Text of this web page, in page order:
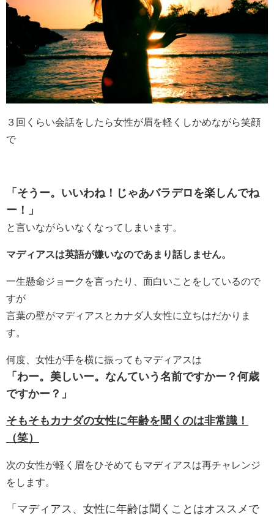
３回くらい会話をしたら女性が眉を軽くしかめながら笑顔
で
「そうー。いいわね！じゃあバラデロを楽しんでね
ー！」
と言いながらいなくなってしまいます。
マディアスは英語が嫌いなのであまり話しません。
一生懸命ジョークを言ったり、面白いことをしているので
すが
言葉の壁がマディアスとカナダ人女性に立ちはだかりま
す。
何度、女性が手を横に振ってもマディアスは
「わー。美しいー。なんていう名前ですかー？何歳
ですかー？」
そもそもカナダの女性に年齢を聞くのは非常識！
（笑）
次の女性が軽く眉をひそめてもマディアスは再チャレンジ
をします。
「マディアス、女性に年齢は聞くことはオススメで